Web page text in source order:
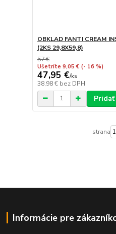
OBKLAD FANTI CREAM
(2KS 29,8X59,8)
57 €
Ušetríte 9,05 € (- 16 %)
47,95 €/ks
38,98 € bez DPH
strana
Informácie pre